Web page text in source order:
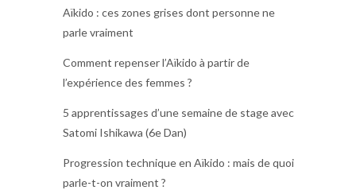
Aïkido : ces zones grises dont personne ne
parle vraiment
Comment repenser l’Aïkido à partir de
l’expérience des femmes ?
5 apprentissages d’une semaine de stage avec
Satomi Ishikawa (6e Dan)
Progression technique en Aïkido : mais de quoi
parle-t-on vraiment ?